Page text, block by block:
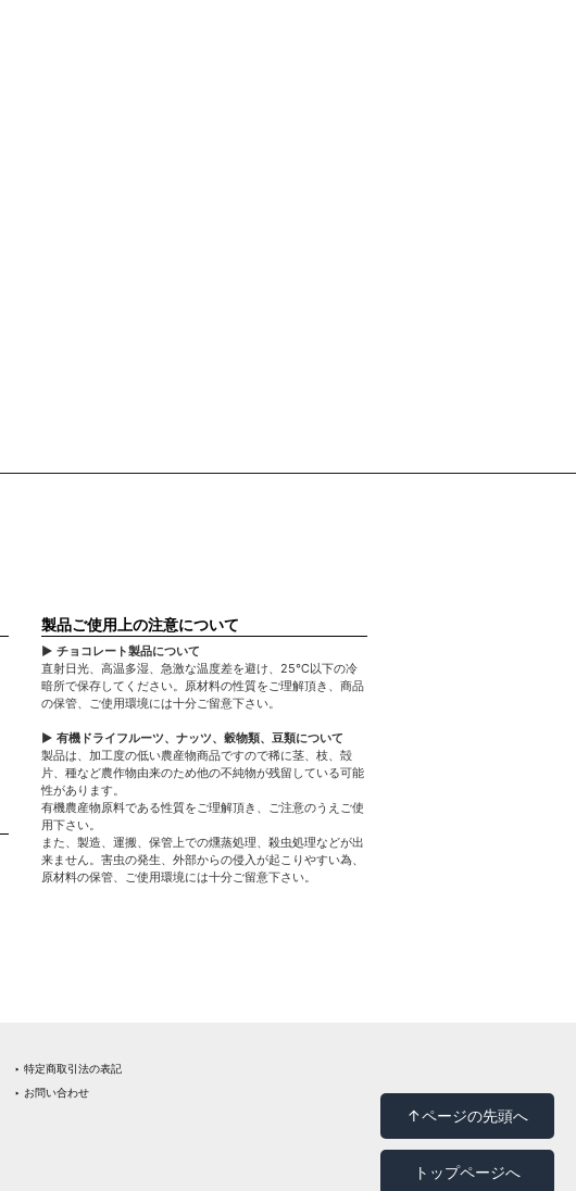
↑ページの先頭へ
トップページへ
製品ご使用上の注意について
▶ チョコレート製品について
直射日光、高温多湿、急激な温度差を避け、25℃以下の冷
暗所で保存してください。原材料の性質をご理解頂き、商品
の保管、ご使用環境には十分ご留意下さい。
▶ 有機ドライフルーツ、ナッツ、穀物類、豆類について
製品は、加工度の低い農産物商品ですので稀に茎、枝、殻
片、種など農作物由来のため他の不純物が残留している可能
性があります。
有機農産物原料である性質をご理解頂き、ご注意のうえご使
用下さい。
また、製造、運搬、保管上での燻蒸処理、殺虫処理などが出
来ません。害虫の発生、外部からの侵入が起こりやすい為、
原材料の保管、ご使用環境には十分ご留意下さい。
‣ 特定商取引法の表記
‣ お問い合わせ